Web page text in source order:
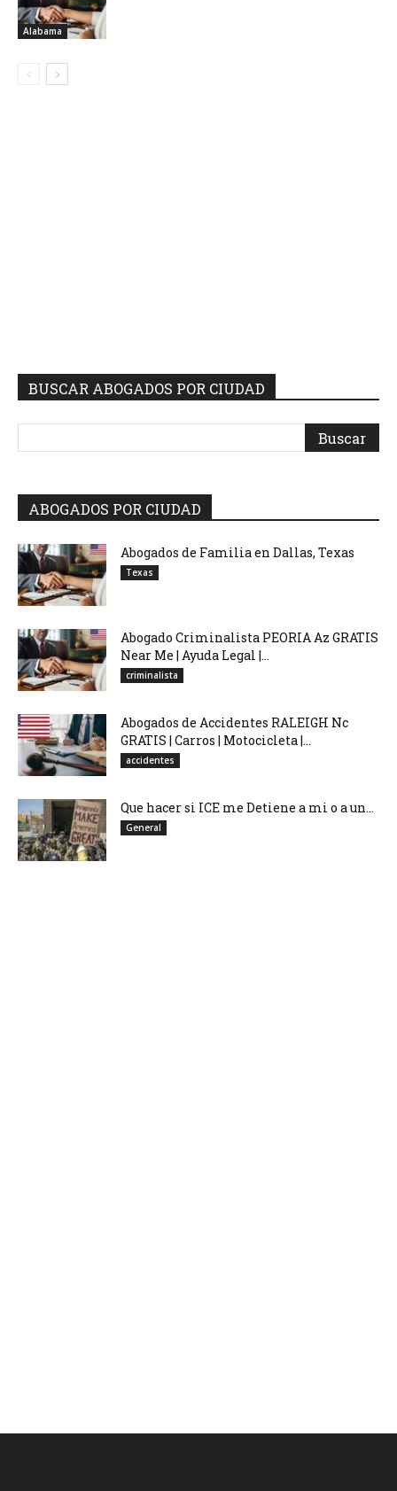
Alabama
BUSCAR ABOGADOS POR CIUDAD
ABOGADOS POR CIUDAD
Abogados de Familia en Dallas, Texas
Texas
Abogado Criminalista PEORIA Az GRATIS
Near Me | Ayuda Legal |...
criminalista
Abogados de Accidentes RALEIGH Nc
GRATIS | Carros | Motocicleta |...
accidentes
Que hacer si ICE me Detiene a mi o a un...
General